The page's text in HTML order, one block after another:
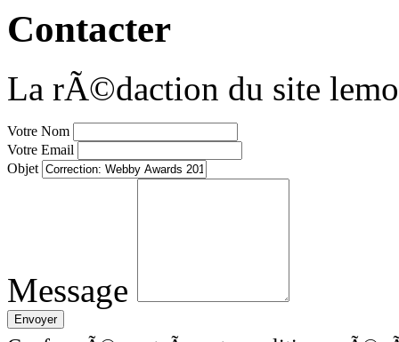
Contacter
La rÃ©daction du site
Votre Nom
Votre Email
Objet
Message